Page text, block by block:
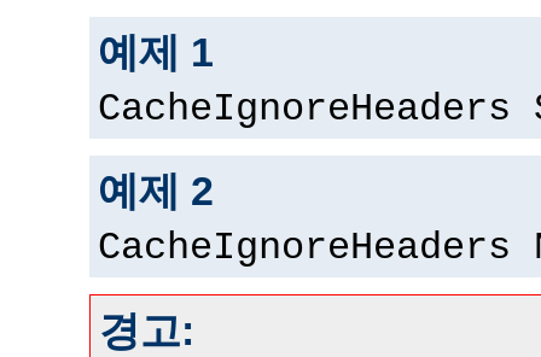
예제 1
CacheIgnoreHeaders
예제 2
CacheIgnoreHeaders
경고: